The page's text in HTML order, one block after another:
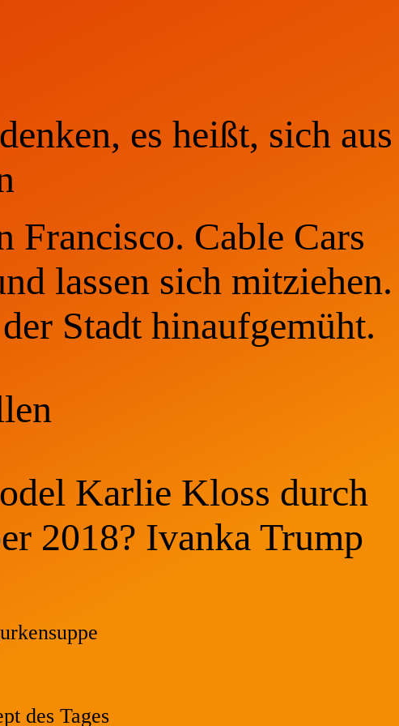
es heißt, sich aus
Francisco. Cable Cars
lassen sich mitziehen.
Stadt hinaufgemüht.
Karlie Kloss durch
2018? Ivanka Trump
des Tages